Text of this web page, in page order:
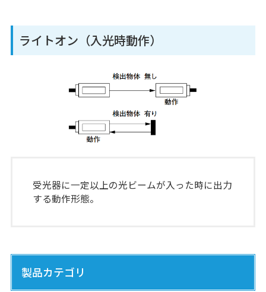
ライトオン（入光時動作）
受光器に一定以上の光ビームが入った時に出力
する動作形態。
製品カテゴリ